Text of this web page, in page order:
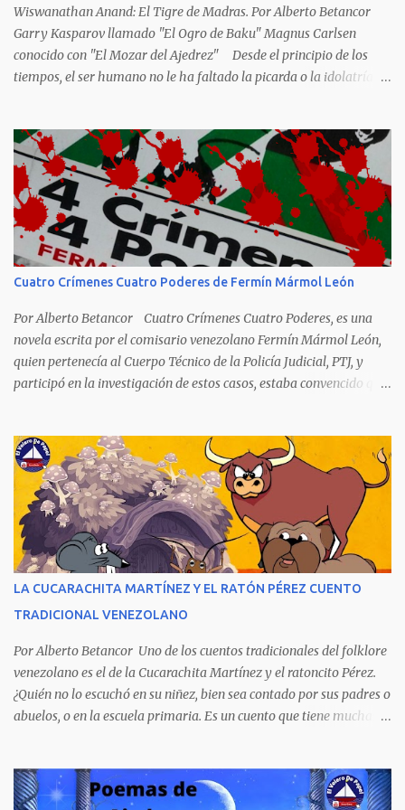
Wiswanathan Anand: El Tigre de Madras. Por Alberto Betancor
Garry Kasparov llamado "El Ogro de Baku" Magnus Carlsen
conocido con "El Mozar del Ajedrez" Desde el principio de los
tiempos, el ser humano no le ha faltado la picarda o la idolatría
hemos tenido una serie de apodos para las estrellas del ajedrez, en
algunos casos muy originales. Aquí les dejo una breve lista con
algunos de los nombres de los más destacados. Siegbert Tarrasch:
El Preceptor Germánico y el Hércules de los Torneos. Joseph
Henrry Blackburne: La Muerte Negra. Wiswanathan Anand: El
Tigre de Madras. Tiran Petrosian: Boa Constrictora, El Tigre de
Hierro. El Maestro de la Defensa, El Ministro de la Defensa. El
Karpov. El gélido Tolia. Garry Kasparov: El Ogro de Baku...
Cuatro Crímenes Cuatro Poderes de Fermín Mármol León
Por Alberto Betancor Cuatro Crímenes Cuatro Poderes, es una
novela escrita por el comisario venezolano Fermín Mármol León,
quien pertenecía al Cuerpo Técnico de la Policía Judicial, PTJ, y
participó en la investigación de estos casos, estaba convencido que
Aunque la narración no es precisamente una obra literaria, esta
novela publicada en 1978 se transformó en un autentico Bestseller
venezolano al vender rápidamente tres ediciones por su
extraordinario contenido y detalla, cambiando los nombres de los
personajes, cuatro crímenes que conmocionaron a la sociedad
venezolana y cuyos presuntos autores quedaron en libertad, pese a
tener la policía pruebas e indicios suficientes de culpabilidad. La
porque refleja los males del poder judicial y de la sociedad
venezolana, tráfico...
LA CUCARACHITA MARTÍNEZ Y EL RATÓN PÉREZ CUENTO
TRADICIONAL VENEZOLANO
Por Alberto Betancor Uno de los cuentos tradicionales del folklore
venezolano es el de la Cucarachita Martínez y el ratoncito Pérez.
¿Quién no lo escuchó en su niñez, bien sea contado por sus padres o
abuelos, o en la escuela primaria. Es un cuento que tiene muchas
hablaban, hace mucho, mucho tiempo, una Cucarachita llamada
Martínez que estaba barriendo el zaguán (porche) de su casa,